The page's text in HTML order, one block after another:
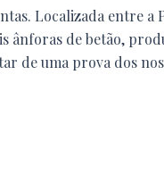
Localizada entre a
ânforas de betão,
de uma prova dos